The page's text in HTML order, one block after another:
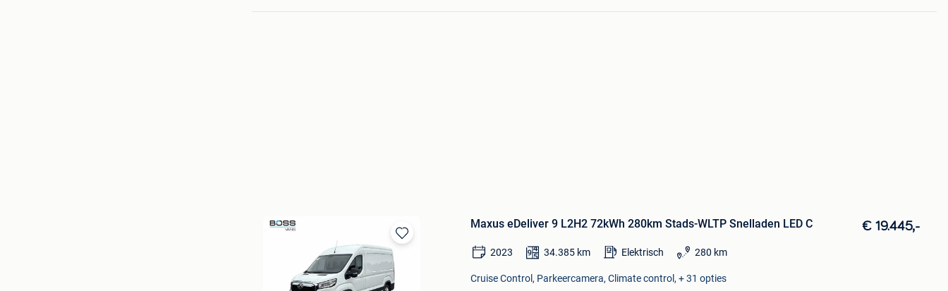
Bewaren
in
Mijn
Favorieten
Maxus eDeliver 9 L2H2 72kWh 280km Stads-WLTP Snelladen LED C € 19.445,-
2023 34.385 km Elektrisch 280 km
Cruise Control, Parkeercamera, Climate control, + 31 opties